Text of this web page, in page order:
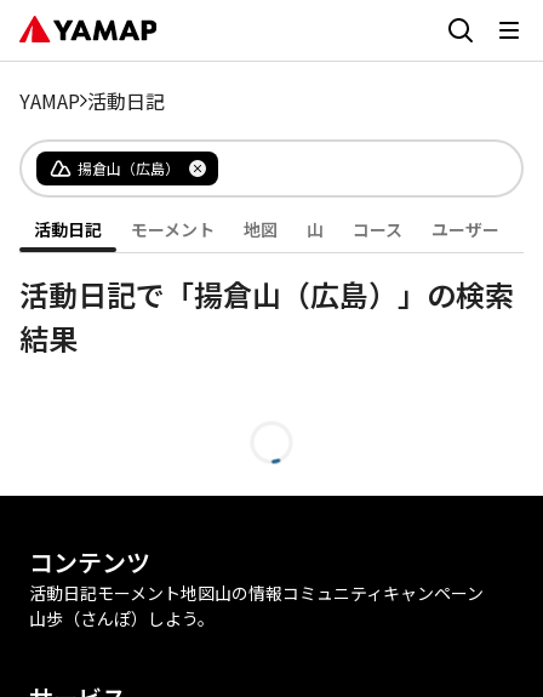
YAMAP 活動日記
揚倉山（広島）
活動日記 モーメント 地図 山 コース ユーザー
活動日記で「揚倉山（広島）」の検索
結果
コンテンツ
活動日記モーメント地図山の情報コミュニティ キャンペーン
山歩（さんぽ）しよう。